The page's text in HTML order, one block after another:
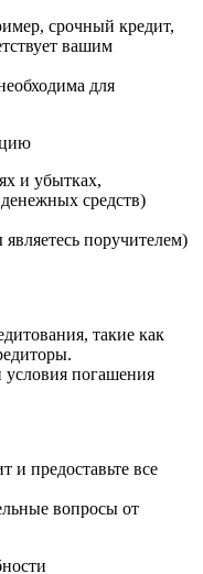
срочный кредит,
вашим
для
и убытках,
средств)
поручителем)
такие как
погашения
и предоставьте все
вопросы от